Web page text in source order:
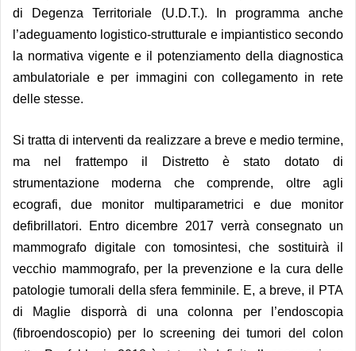
di Degenza Territoriale (U.D.T.). In programma anche
l’adeguamento logistico-strutturale e impiantistico secondo
la normativa vigente e il potenziamento della diagnostica
ambulatoriale e per immagini con collegamento in rete
delle stesse.
Si tratta di interventi da realizzare a breve e medio termine,
ma nel frattempo il Distretto è stato dotato di
strumentazione moderna che comprende, oltre agli
ecografi, due monitor multiparametrici e due monitor
defibrillatori. Entro dicembre 2017 verrà consegnato un
mammografo digitale con tomosintesi, che sostituirà il
vecchio mammografo, per la prevenzione e la cura delle
patologie tumorali della sfera femminile. E, a breve, il PTA
di Maglie disporrà di una colonna per l’endoscopia
(fibroendoscopio) per lo screening dei tumori del colon